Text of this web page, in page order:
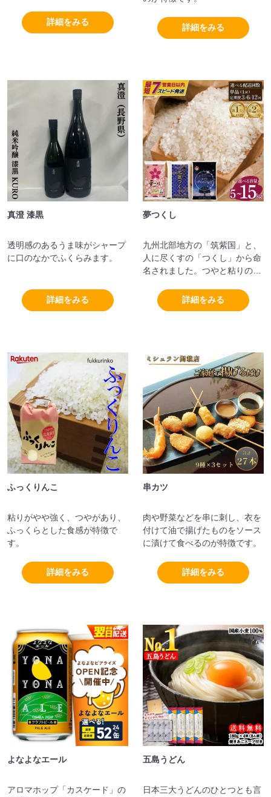
詳細をみる
詳細をみる
真澄 漆黒
透明感のあるうま味がシャープ
に口のなかでふくらみます。
詳細をみる
夢つくし
九州北部地方の「筑紫国」と、
人に尽くすの「つくし」から命
名されました。つやと粘りのバ
っくらするのが特徴です。
詳細をみる
ふっくりんこ
粘りがやや強く、つやがあり、
ふっくらとした食感が特徴で
す。
詳細をみる
串カツ
肉や野菜などを串に刺し、衣を
付けて油で揚げたものをソース
に漬けて食べるのが特徴です。
詳細をみる
よなよなエール
アロマホップ「カスケード」の
五島うどん
日本三大うどんのひとつとも言